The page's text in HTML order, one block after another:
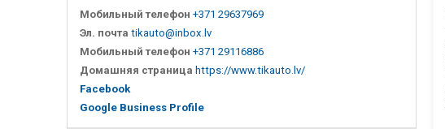
Мобильный телефон +371 29637969
Эл. почта tikauto@inbox.lv
Мобильный телефон +371 29116886
Домашняя страница https://www.tikauto.lv/
Facebook
Google Business Profile